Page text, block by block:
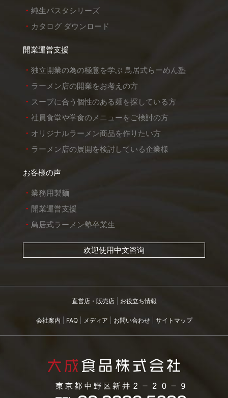
純生パスタシリーズ
カタログ ダウンロード
開業運営支援
独立開業の為の極意を学ぶ 鳥居式らーめん塾
ラーメン店の開業をお考えの方
スープに合う個性のある麺を探している方
社員食堂や学食のメニューをご検討の方
オリジナルラーメン商品を作りたい方
ラーメン店の展開を検討している企業様
お客様の声
業務用製麺
開業運営支援
鳥居式ラーメン塾卒業生
欢迎使用中文咨询
直営店・販売店 お役立ち情報
会社案内 FAQ メディア お問い合わせ サイトマップ